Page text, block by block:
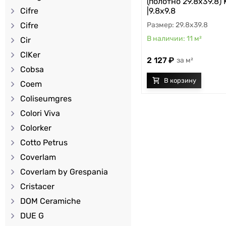
Cifre
Cifre
Cir
ClKer
Cobsa
Coem
Coliseumgres
Colori Viva
Colorker
Cotto Petrus
Coverlam
Coverlam by Grespania
Cristacer
DOM Ceramiche
DUE G
|9.8х9.8
29.8x39.8
11 м²
2 127 м²